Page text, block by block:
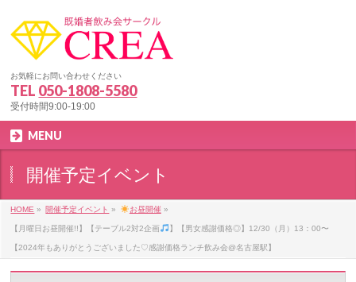
お気軽にお問い合わせください
TEL 050-1808-5580
受付時間9:00-19:00
MENU
開催予定イベント
HOME » 開催予定イベント » お昼開催 »
【月曜日お昼開催!!】【テーブル2対2企画 】【男女感謝価格◎】12/30（月）13：00〜
【2024年もありがとうございました♡感謝価格ランチ飲み会@名古屋駅】